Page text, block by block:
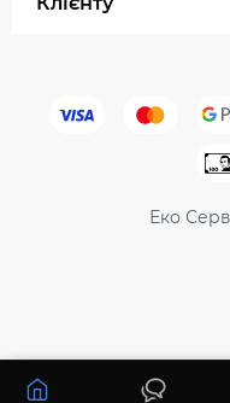
15100 ₴
Еко